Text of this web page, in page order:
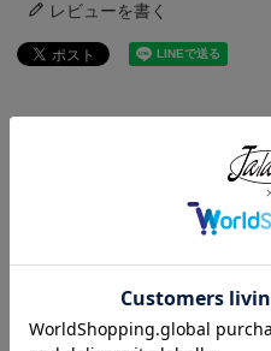
レビューを書く
ボトム
レッドキャップ REDKAP #PT50
HOME ブランドから選ぶ J
レッドキャップ REDKAP #PT50
HOME ブランドから選ぶ R